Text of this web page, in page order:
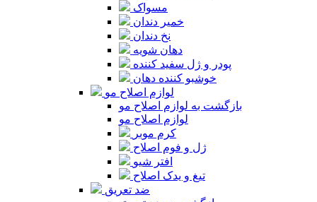
مسواک
خمیر دندان
نخ دندان
دهان شویه
پودر و ژل سفید کننده
خوشبو کننده دهان
لوازم اصلاح مو
بازگشت به لوازم اصلاح مو
لوازم اصلاح مو
کرم موبر
ژل و فوم اصلاح
افتر شیو
تیغ و یدک اصلاح
ضد تعریق